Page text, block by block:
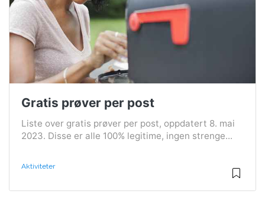
Gratis prøver per post
Liste over gratis prøver per post, oppdatert 8. mai
2023. Disse er alle 100% legitime, ingen strenge...
Aktiviteter